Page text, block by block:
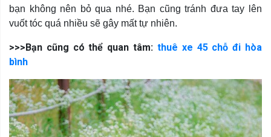
bạn không nên bỏ qua nhé. Bạn cũng tránh đưa tay lên
vuốt tóc quá nhiều sẽ gây mất tự nhiên.
>>>Bạn cũng có thể quan tâm: thuê xe 45 chỗ đi hòa
bình